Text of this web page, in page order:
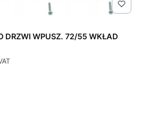
DRZWI WPUSZ. 72/55 WKŁAD